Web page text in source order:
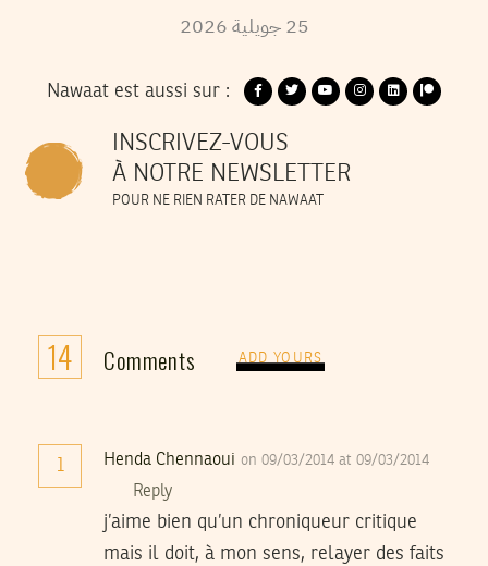
25 جويلية2026
Nawaat est aussi sur :
INSCRIVEZ-VOUS
À NOTRE NEWSLETTER
POUR NE RIEN RATER DE NAWAAT
14 Comments ADD YOURS
1 Henda Chennaoui on 09/03/2014 at 09/03/2014
Reply
j’aime bien qu’un chroniqueur critique
mais il doit, à mon sens, relayer des faits